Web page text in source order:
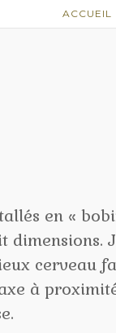
ACCUEIL
en «
dimensions.
cerveau
à